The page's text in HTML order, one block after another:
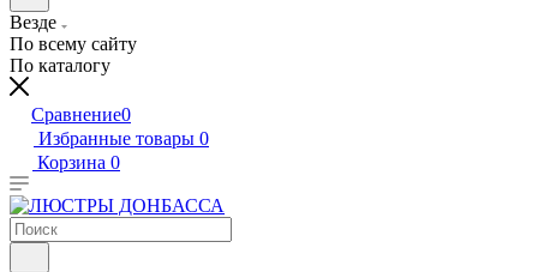
Везде
По всему сайту
По каталогу
Сравнение0
Избранные товары 0
Корзина 0